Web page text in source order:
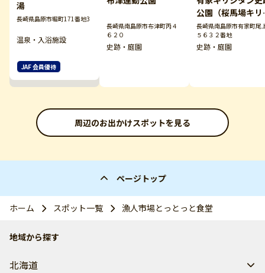
湯
長崎県島原市堀町171番地3
温泉・入浴施設
JAF 会員優待
長崎県南島原市布津町丙４
６２０
史跡・庭園
公園（桜馬場キリ
タン墓碑群）
長崎県南島原市有家町尾
５６３２番地
史跡・庭園
周辺のお出かけスポットを見る
ページトップ
ホーム スポット一覧 漁人市場とっとっと食堂
地域から探す
北海道